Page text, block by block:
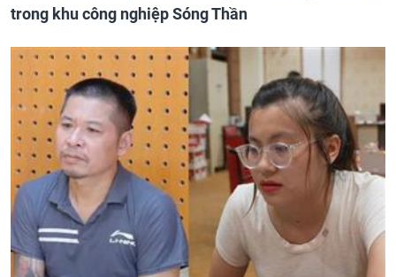
trong khu công nghiệp Sóng Thần